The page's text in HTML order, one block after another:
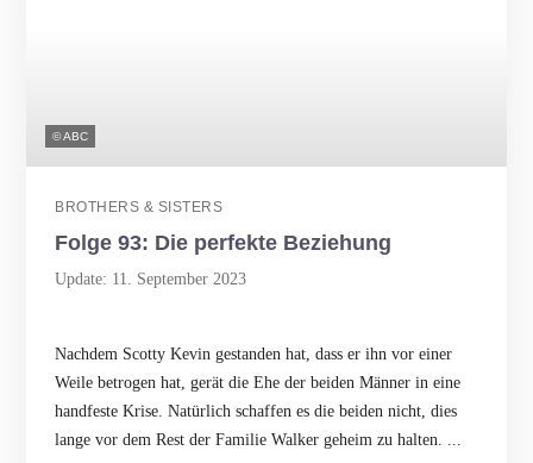
© ABC
BROTHERS & SISTERS
Folge 93: Die perfekte Beziehung
Update: 11. September 2023
Nachdem Scotty Kevin gestanden hat, dass er ihn vor einer
Weile betrogen hat, gerät die Ehe der beiden Männer in eine
handfeste Krise. Natürlich schaffen es die beiden nicht, dies
lange vor dem Rest der Familie Walker geheim zu halten. ...